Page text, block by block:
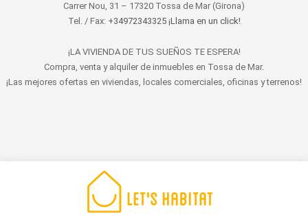
Carrer Nou, 31 – 17320 Tossa de Mar (Girona)
Tel. / Fax: +34972343325 ¡Llama en un click!
¡LA VIVIENDA DE TUS SUEÑOS TE ESPERA!
Compra, venta y alquiler de inmuebles en Tossa de Mar.
¡Las mejores ofertas en viviendas, locales comerciales, oficinas y terrenos!
© 2022 LET'S HABITAT - INMOBILIARIA. Todos los derechos reservados.